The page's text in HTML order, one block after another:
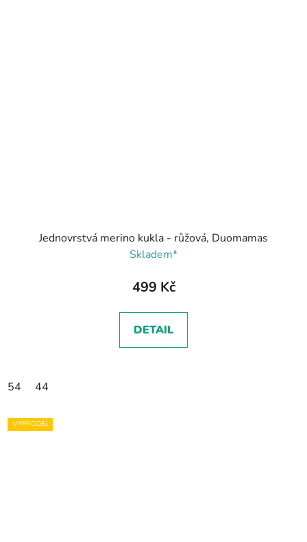
Jednovrstvá merino kukla - růžová, Duomamas
Skladem*
499 Kč
DETAIL
54 44
VÝPRODEJ